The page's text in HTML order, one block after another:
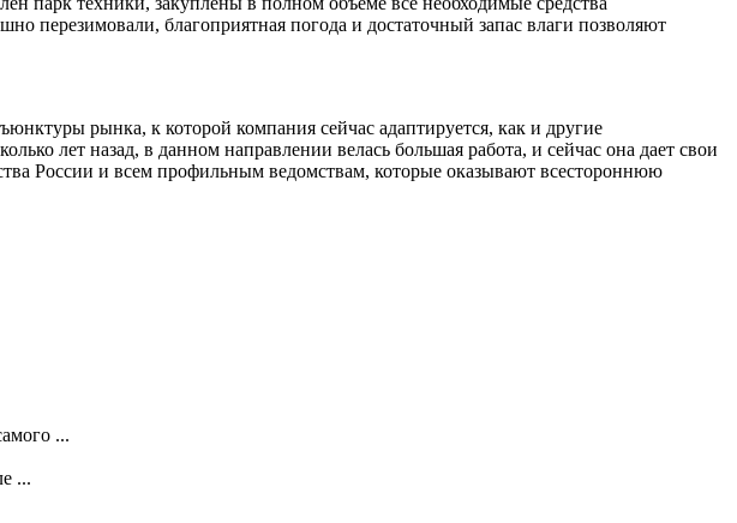
перезимовали, благоприятная погода и достаточный запас влаги позволяют
рынка, к которой компания сейчас адаптируется, как и другие
лет назад, в данном направлении велась большая работа, и сейчас она дает свои
России и всем профильным ведомствам, которые оказывают всестороннюю
...
...